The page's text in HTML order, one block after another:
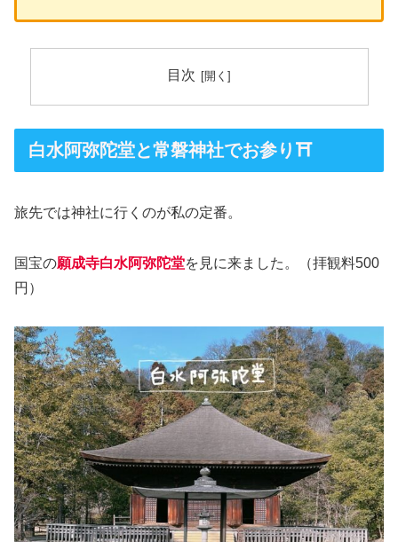
目次
白水阿弥陀堂と常磐神社でお参り⛩️
旅先では神社に行くのが私の定番。
国宝の願成寺白水阿弥陀堂を見に来ました。（拝観料500
円）